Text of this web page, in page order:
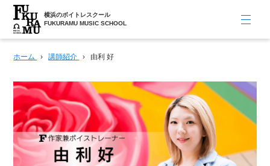
横浜のボイトレスクール
FUKURAMU MUSIC SCHOOL
ホーム › 講師紹介 › 由利 好